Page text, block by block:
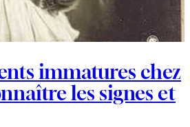
immatures chez
les signes et